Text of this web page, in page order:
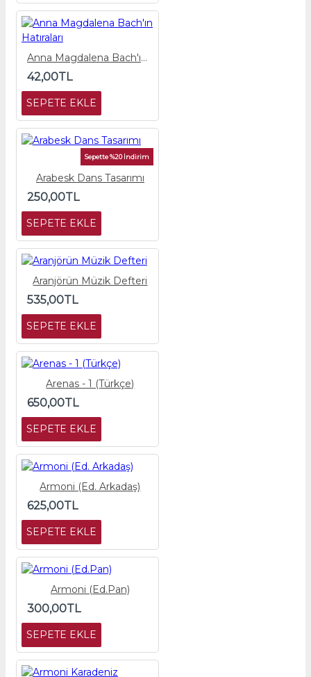
Anna Magdalena Bach'ın Hatıraları
42,00TL
SEPETE EKLE
Sepette %20 İndirim
Arabesk Dans Tasarımı
250,00TL
SEPETE EKLE
Aranjörün Müzik Defteri
535,00TL
SEPETE EKLE
Arenas - 1 (Türkçe)
650,00TL
SEPETE EKLE
Armoni (Ed. Arkadaş)
625,00TL
SEPETE EKLE
Armoni (Ed.Pan)
300,00TL
SEPETE EKLE